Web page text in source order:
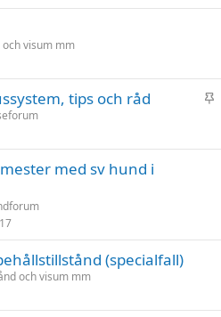
visum mm
K
s
tips och råd
med sv hund i
(specialfall)
och visum mm